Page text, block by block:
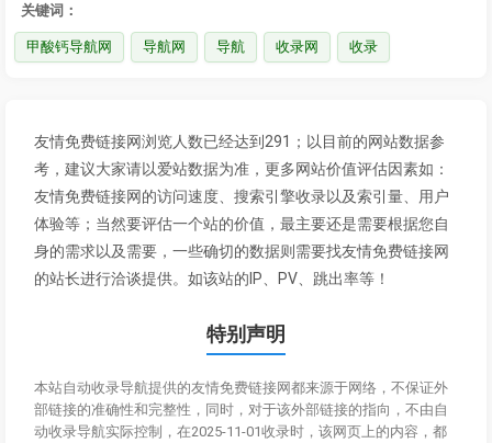
关键词：
甲酸钙导航网 导航网 导航 收录网 收录
友情免费链接网浏览人数已经达到291；以目前的网站数据参
考，建议大家请以爱站数据为准，更多网站价值评估因素如：
友情免费链接网的访问速度、搜索引擎收录以及索引量、用户
体验等；当然要评估一个站的价值，最主要还是需要根据您自
身的需求以及需要，一些确切的数据则需要找友情免费链接网
的站长进行洽谈提供。如该站的IP、PV、跳出率等！
特别声明
本站自动收录导航提供的友情免费链接网都来源于网络，不保证外
部链接的准确性和完整性，同时，对于该外部链接的指向，不由自
动收录导航实际控制，在2025-11-01收录时，该网页上的内容，都